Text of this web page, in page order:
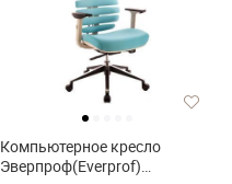
Компьютерное кресло
Эверпроф(Everprof)